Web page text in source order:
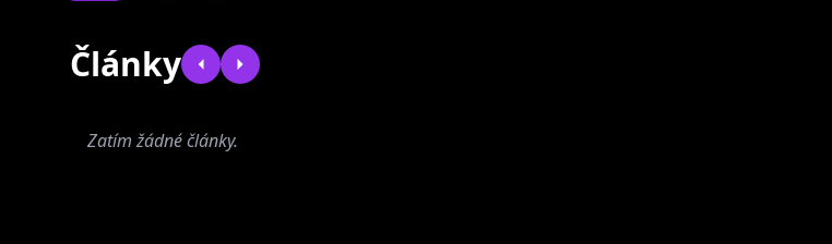
Současné Bývalé
Články
Zatím žádné články.